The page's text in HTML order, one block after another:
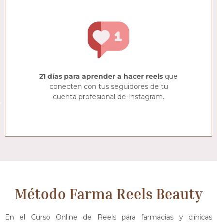
21 días para aprender a hacer reels que
conecten con tus seguidores de tu
cuenta profesional de Instagram.
Método Farma Reels Beauty
En el Curso Online de Reels para farmacias y clínicas